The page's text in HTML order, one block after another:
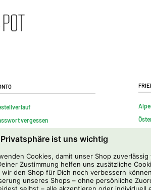
ist uns wichtig
Cookies, damit unser Shop
Zustimmung helfen uns zusätzliche
wir den Shop für Dich noch verbessern
unseres Shops – ohne persönliche
vergessen
widerrufen